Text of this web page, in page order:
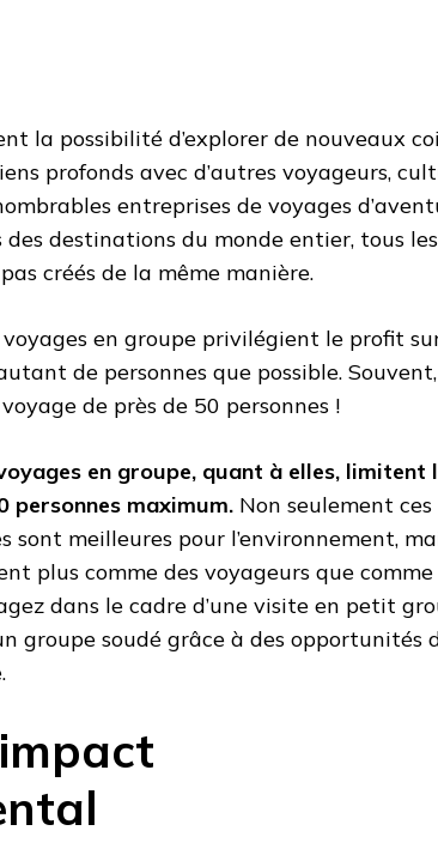
la possibilité d’explorer de nouveaux
profonds avec d’autres voyageurs,
entreprises de voyages
des destinations du monde entier, tous les
créés de la même manière.
voyages en groupe privilégient le profit
de personnes que possible. Souvent,
de près de 50 personnes !
en groupe, quant à elles, limitent
personnes maximum. Non seulement ces
sont meilleures pour l’environnement,
plus comme des voyageurs que comme
dans le cadre d’une visite en petit
groupe soudé grâce à des opportunités